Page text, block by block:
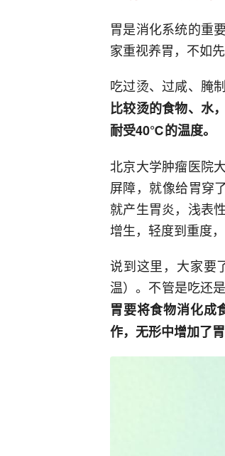
胃是消化系统的重
家重视养胃，不如
吃过烫、过咸、腌
比较烫的食物、水
耐受40℃的温度。
北京大学肿瘤医院
屏障，就像给胃穿
就产生胃炎，浅表
增生，轻度到重度
说到这里，大家要
温）。不管是吃还
胃要将食物消化成
作，无形中增加了